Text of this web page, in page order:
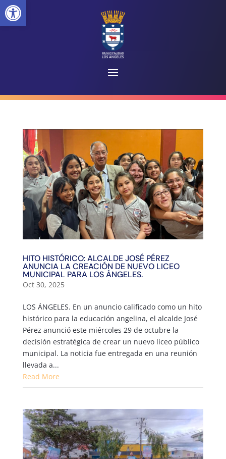
HITO HISTÓRICO: ALCALDE JOSÉ PÉREZ
ANUNCIA LA CREACIÓN DE NUEVO LICEO
MUNICIPAL PARA LOS ÁNGELES.
Oct 30, 2025
LOS ÁNGELES. En un anuncio calificado como un hito
histórico para la educación angelina, el alcalde José
Pérez anunció este miércoles 29 de octubre la
decisión estratégica de crear un nuevo liceo público
municipal. La noticia fue entregada en una reunión
llevada a...
Read More